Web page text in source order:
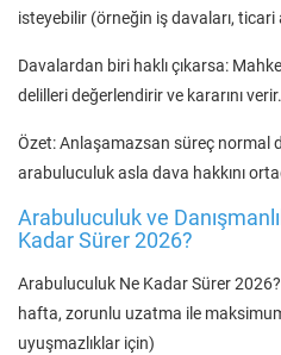
isteyebilir (örneğin iş davaları, ticari
Davalardan biri haklı çıkarsa:
delilleri değerlendirir ve kararını verir.
Özet: Anlaşamazsan süreç normal
arabuluculuk asla dava hakkını
Arabuluculuk ve
Kadar Sürer 2026?
Arabuluculuk Ne Kadar Sürer
hafta, zorunlu uzatma ile
uyuşmazlıklar için)